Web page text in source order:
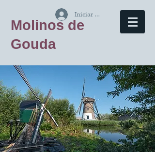
Molinos de
Gouda
Iniciar sesión